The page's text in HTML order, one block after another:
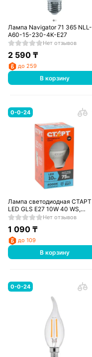
Лампа Navigator 71 365 NLL-
A60-15-230-4K-E27
Нет отзывов
2 590₸
до 259
В корзину
0-0-24
Лампа светодиодная СТАРТ
LED GLS E27 10W 40 WS,
холодный
Нет отзывов
1 090₸
до 109
В корзину
0-0-24